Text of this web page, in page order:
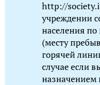
http://
учреждении
населения по
(месту
горячей
случае если
назначением